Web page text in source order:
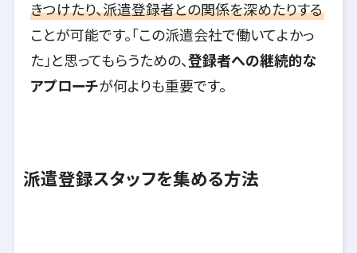
きつけたり、派遣登録者との関係を深めたりする
ことが可能です。「この派遣会社で働いてよかっ
た」と思ってもらうための、登録者への継続的な
アプローチが何よりも重要です。
派遣登録スタッフを集める方法